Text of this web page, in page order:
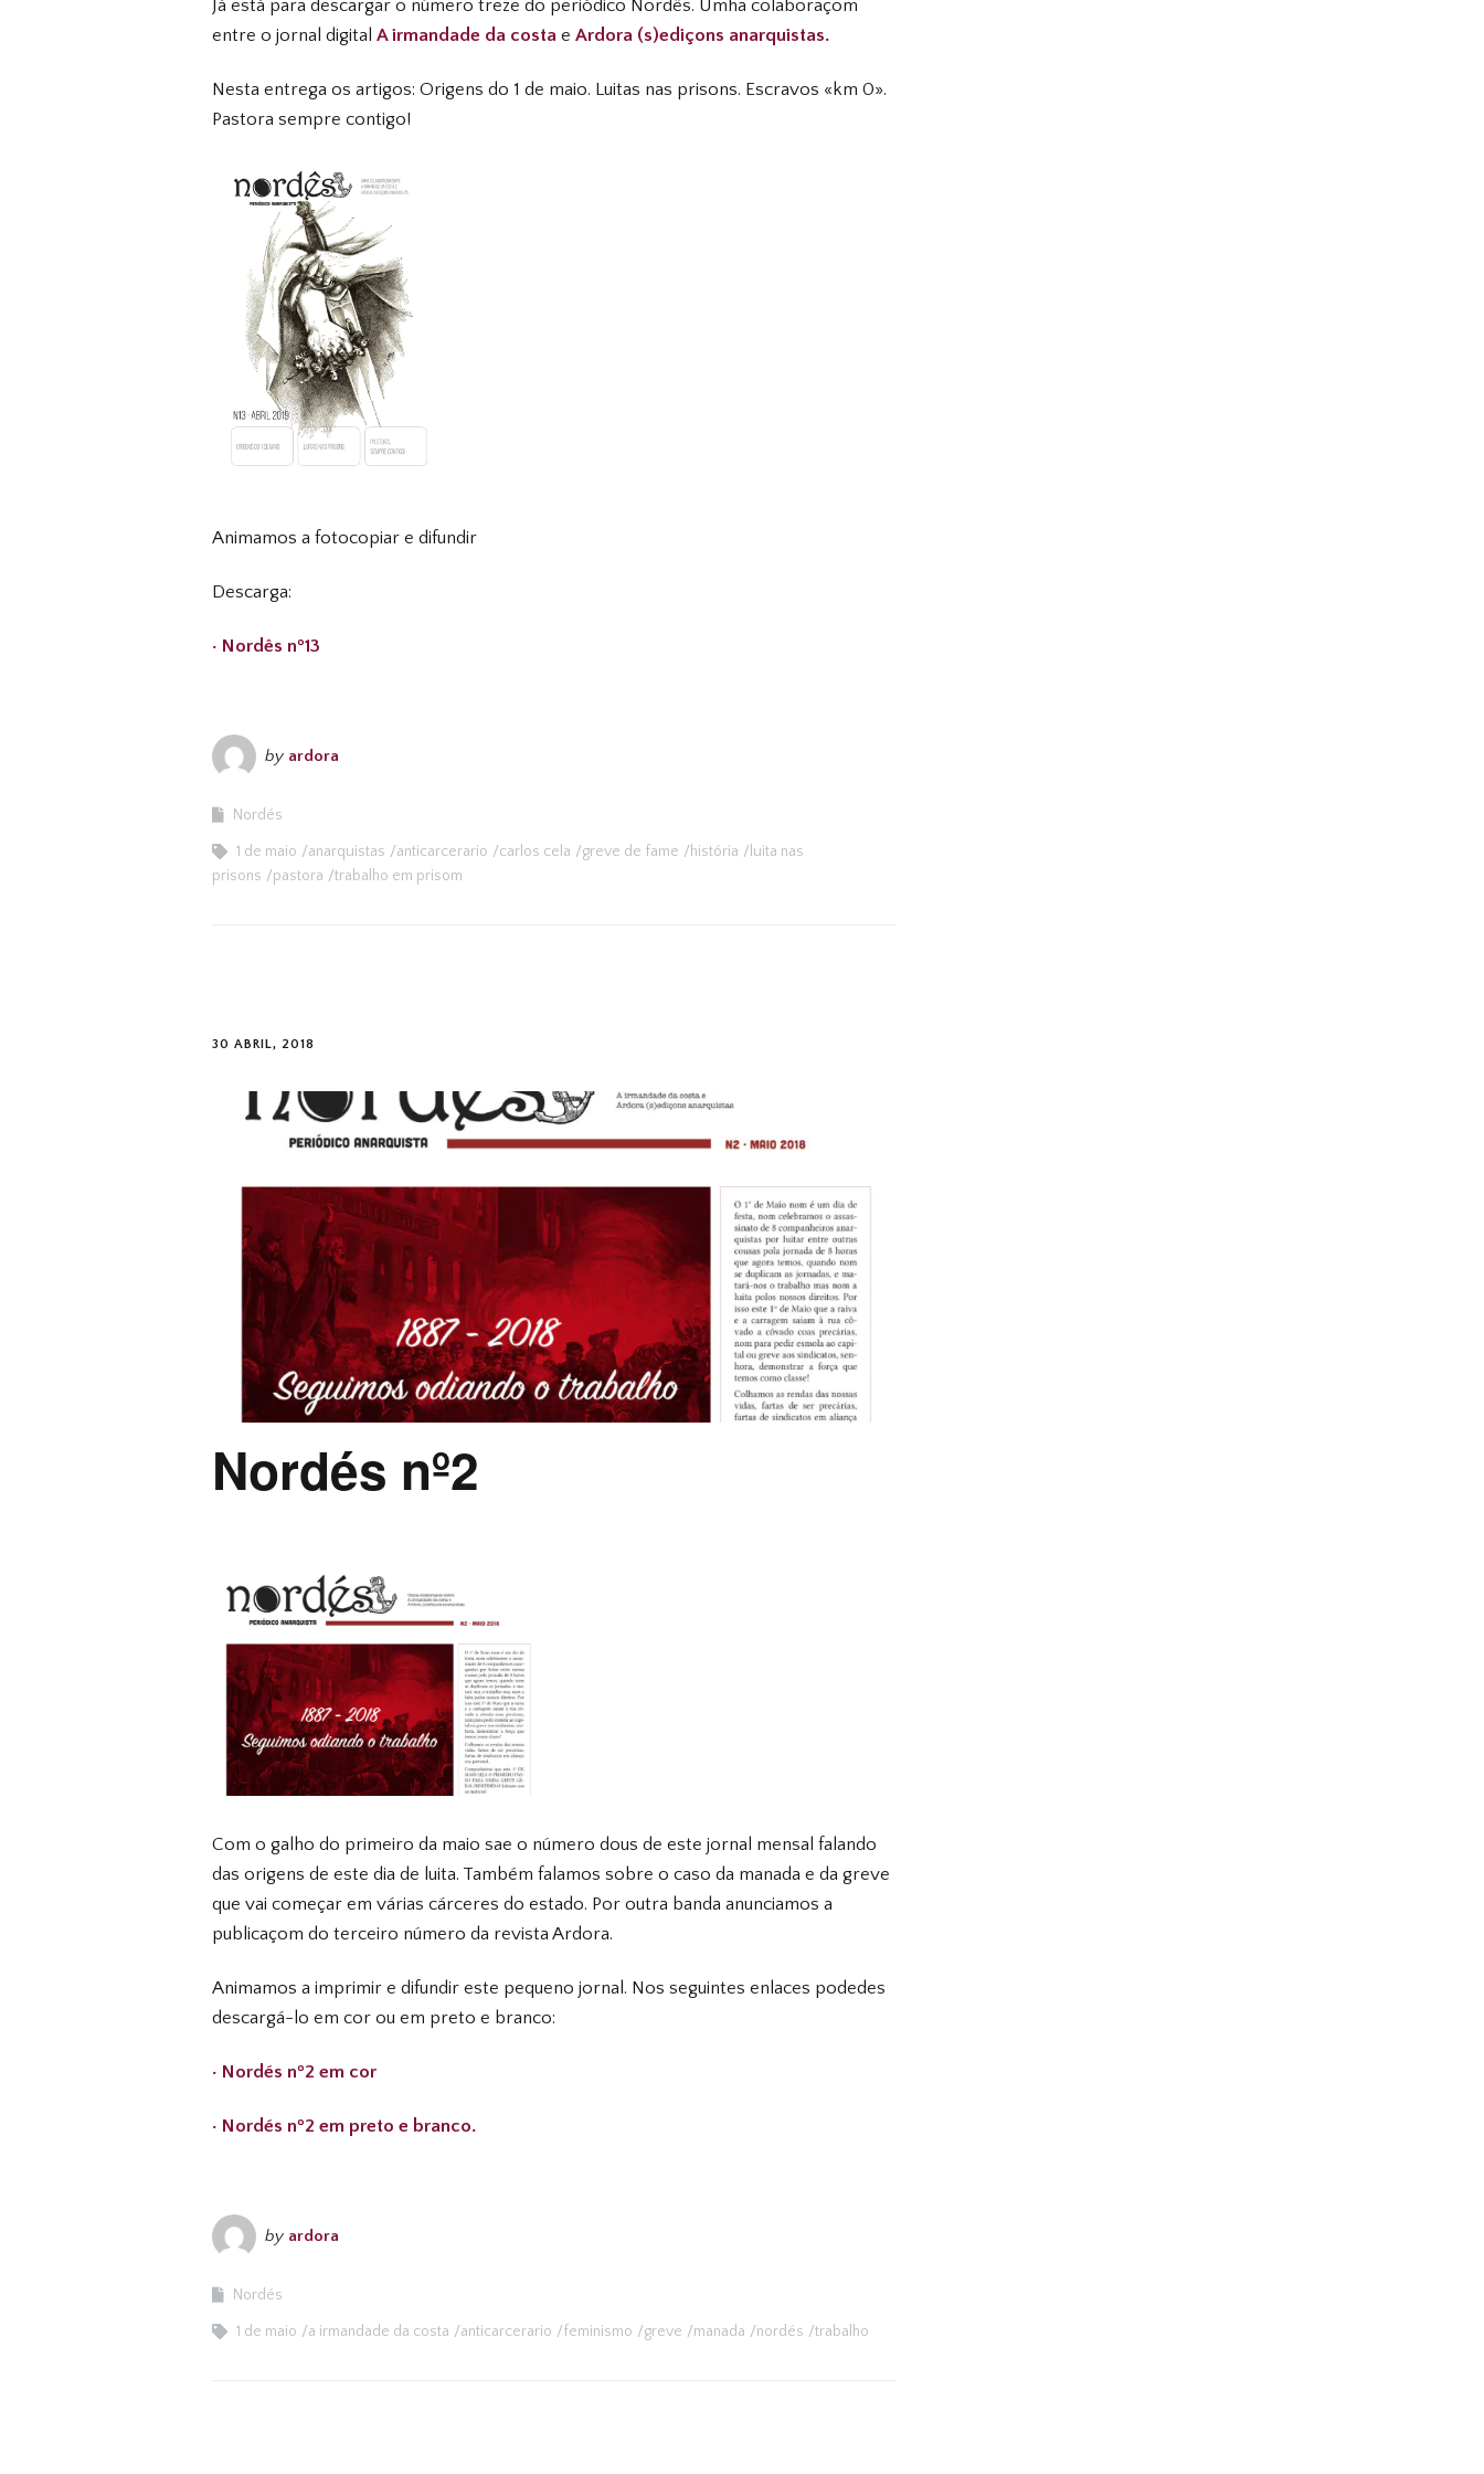
Já está para descargar o número treze do periódico Nordês. Umha colaboraçom
entre o jornal digital A irmandade da costa e Ardora (s)ediçons anarquistas.
Nesta entrega os artigos: Origens do 1 de maio. Luitas nas prisons. Escravos «km 0».
Pastora sempre contigo!
Animamos a fotocopiar e difundir
Descarga:
· Nordês nº13
by ardora
Nordés
1 de maio anarquistas anticarcerario carlos cela greve de fame história
luita nas
prisons
pastora trabalho em prisom
30 ABRIL, 2018
Nordés nº2
Com o galho do primeiro da maio sae o número dous de este jornal mensal falando
das origens de este dia de luita. Também falamos sobre o caso da manada e da greve
que vai começar em várias cárceres do estado. Por outra banda anunciamos a
publicaçom do terceiro número da revista Ardora.
Animamos a imprimir e difundir este pequeno jornal. Nos seguintes enlaces podedes
descargá-lo em cor ou em preto e branco:
· Nordés nº2 em cor
· Nordés nº2 em preto e branco.
by ardora
Nordés
1 de maio a irmandade da costa anticarcerario feminismo greve manada nordés trabalho